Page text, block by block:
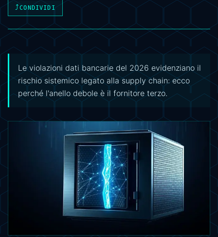
⤴CONDIVIDI
Le violazioni dati bancarie del 2026 evidenziano il
rischio sistemico legato alla supply chain: ecco
perché l'anello debole è il fornitore terzo.